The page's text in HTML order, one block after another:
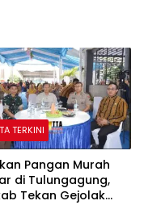
TERKINI
Pangan Murah
di Tulungagung,
Tekan Gejolak